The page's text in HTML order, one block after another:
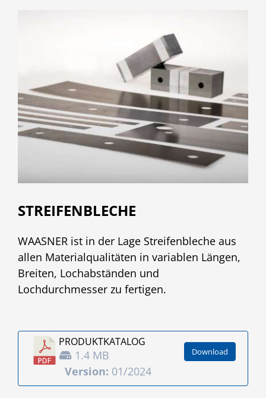
STREIFENBLECHE
WAASNER ist in der Lage Streifenbleche aus
allen Materialqualitäten in variablen Längen,
Breiten, Lochabständen und
Lochdurchmesser zu fertigen.
PRODUKT­KATALOG
1.4 MB
Version: 01/2024
Download